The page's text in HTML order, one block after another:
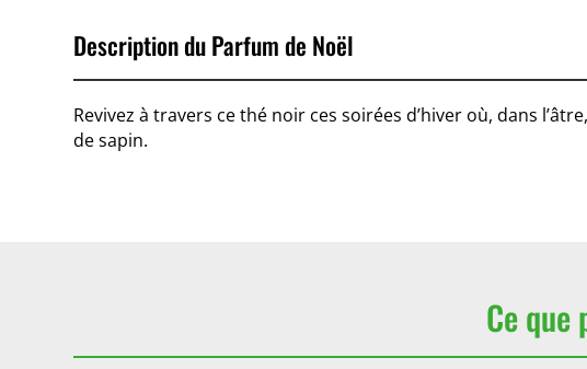
Description du Parfum de Noël
Revivez à travers ce thé noir ces soirées d’hiver où, dans
de sapin.
Ce